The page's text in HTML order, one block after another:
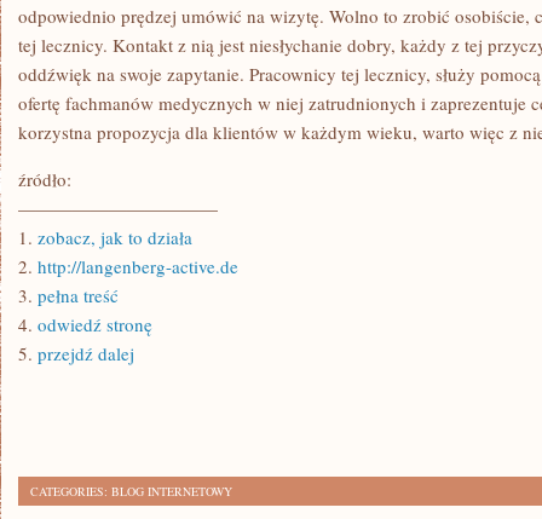
odpowiednio prędzej umówić na wizytę. Wolno to zrobić osobiście,
tej lecznicy. Kontakt z nią jest niesłychanie dobry, każdy z tej
oddźwięk na swoje zapytanie. Pracownicy tej lecznicy, służy
ofertę fachmanów medycznych w niej zatrudnionych i zaprezentuje
korzystna propozycja dla klientów w każdym wieku, warto więc z
źródło:
———————————
1. zobacz, jak to działa
2. http://langenberg-active.de
3. pełna treść
4. odwiedź stronę
5. przejdź dalej
CATEGORIES: BLOG INTERNETOWY